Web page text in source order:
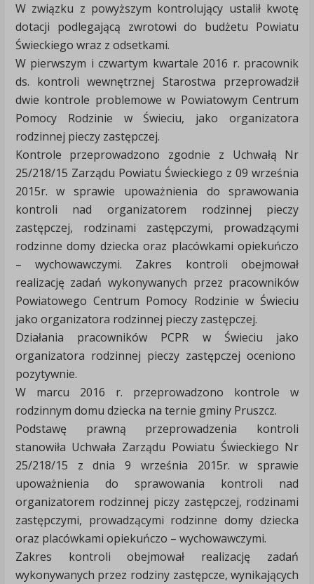
W związku z powyższym kontrolujący ustalił kwotę
dotacji podlegającą zwrotowi do budżetu Powiatu
Świeckiego wraz z odsetkami.
W pierwszym i czwartym kwartale 2016 r. pracownik
ds. kontroli wewnętrznej Starostwa przeprowadził
dwie kontrole problemowe w Powiatowym Centrum
Pomocy Rodzinie w Świeciu, jako organizatora
rodzinnej pieczy zastępczej.
Kontrole przeprowadzono zgodnie z Uchwałą Nr
25/218/15 Zarządu Powiatu Świeckiego z 09 września
2015r. w sprawie upoważnienia do sprawowania
kontroli nad organizatorem rodzinnej pieczy
zastępczej, rodzinami zastępczymi, prowadzącymi
rodzinne domy dziecka oraz placówkami opiekuńczo
– wychowawczymi. Zakres kontroli obejmował
realizację zadań wykonywanych przez pracowników
Powiatowego Centrum Pomocy Rodzinie w Świeciu
jako organizatora rodzinnej pieczy zastępczej.
Działania pracowników PCPR w Świeciu jako
organizatora rodzinnej pieczy zastępczej oceniono
pozytywnie.
W marcu 2016 r. przeprowadzono kontrole w
rodzinnym domu dziecka na ternie gminy Pruszcz.
Podstawę prawną przeprowadzenia kontroli
stanowiła Uchwała Zarządu Powiatu Świeckiego Nr
25/218/15 z dnia 9 września 2015r. w sprawie
upoważnienia do sprawowania kontroli nad
organizatorem rodzinnej piczy zastępczej, rodzinami
zastępczymi, prowadzącymi rodzinne domy dziecka
oraz placówkami opiekuńczo – wychowawczymi.
Zakres kontroli obejmował realizację zadań
wykonywanych przez rodziny zastępcze, wynikających